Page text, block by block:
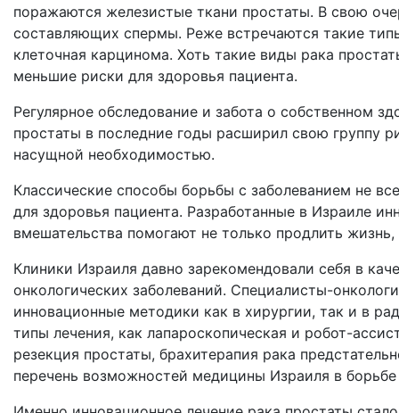
поражаются железистые ткани простаты. В свою
составляющих спермы. Реже встречаются такие
клеточная карцинома. Хоть такие виды рака
меньшие риски для здоровья пациента.
Регулярное обследование и забота о собственном
простаты в последние годы расширил свою группу
насущной необходимостью.
Классические способы борьбы с заболеванием не
для здоровья пациента. Разработанные в Израиле
вмешательства помогают не только продлить жизнь,
Клиники Израиля давно зарекомендовали себя в
онкологических заболеваний. Специалисты-
инновационные методики как в хирургии, так и в
типы лечения, как лапароскопическая и робот-
резекция простаты, брахитерапия рака
перечень возможностей медицины Израиля в